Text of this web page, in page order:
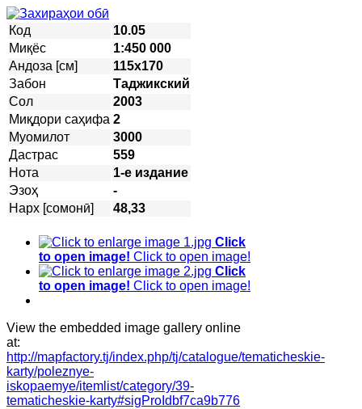
Код
10.05
Миқёс
1:450 000
Андоза [см]
115х170
Забон
Таджикский
Сол
2003
Миқдори саҳифа 2
Муомилот
3000
Дастрас
559
Нота
1-е издание
Эзоҳ
-
Нарх [сомонӣ]
48,33
Click
to open image! Click to open image!
Click
to open image! Click to open image!
View the embedded image gallery online
at:
http://mapfactory.tj/index.php/tj/catalogue/tematicheskie-
karty/poleznye-
iskopaemye/itemlist/category/39-
tematicheskie-karty#sigProIdbf7ca9b776